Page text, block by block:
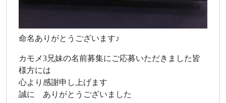
命名ありがとうございます♪
カモメ3兄妹の名前募集にご応募いただきました皆
様方には
心より感謝申し上げます
誠に ありがとうございました